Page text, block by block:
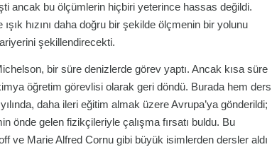
ancak bu ölçümlerin hiçbiri yeterince hassas değildi.
hızını daha doğru bir şekilde ölçmenin bir yolunu
şekillendirecekti.
bir süre denizlerde görev yaptı. Ancak kısa süre
öğretim görevlisi olarak geri döndü. Burada hem ders
daha ileri eğitim almak üzere Avrupa’ya gönderildi;
önde gelen fizikçileriyle çalışma fırsatı buldu. Bu
ve Marie Alfred Cornu gibi büyük isimlerden dersler aldı